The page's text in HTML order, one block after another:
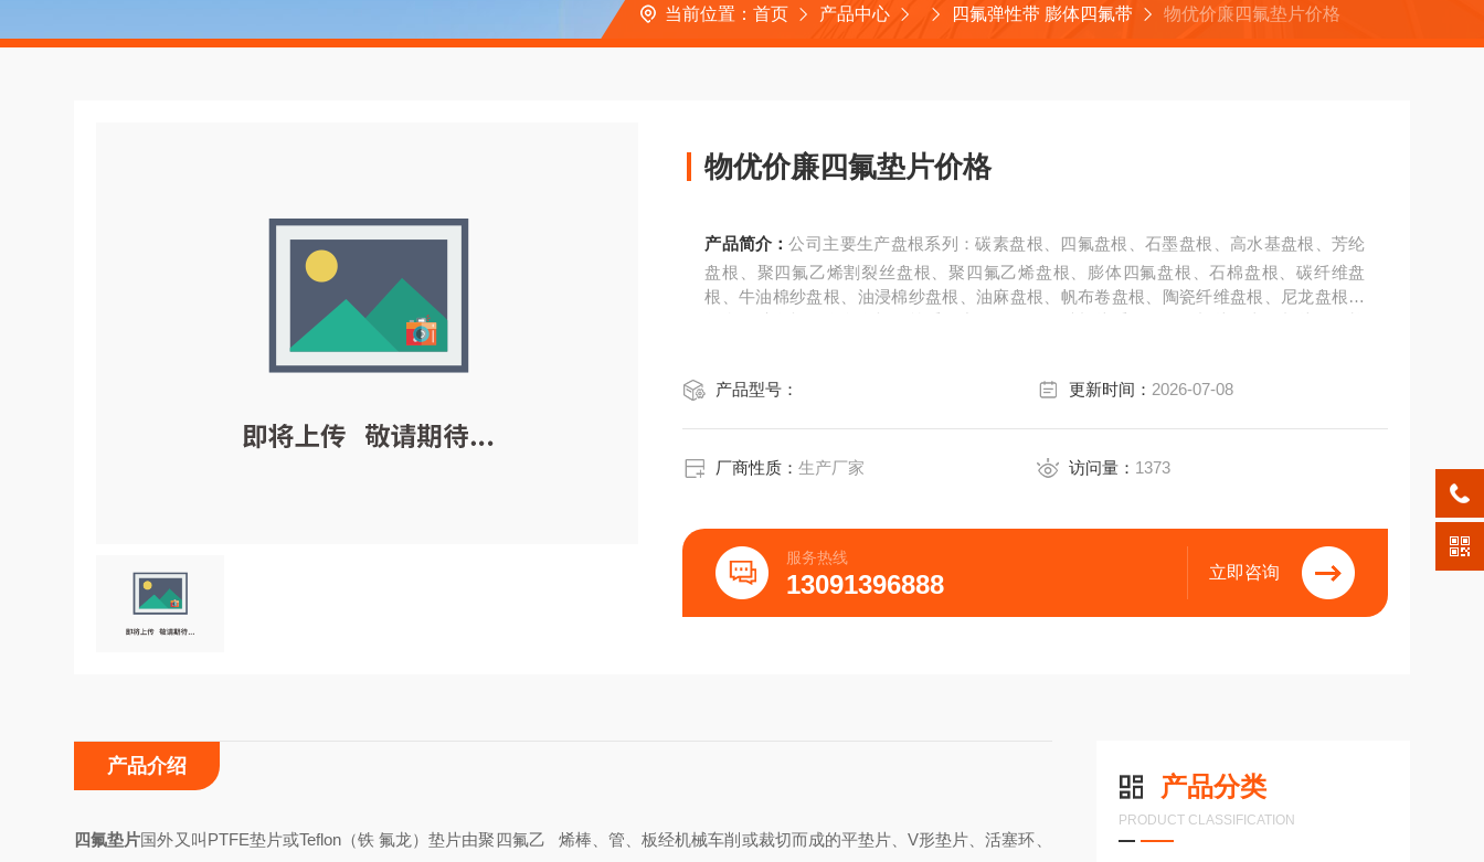
当前位置： 首页 产品中心 四氟弹性带 膨体四氟带 物优价廉四氟垫片价格
物优价廉四氟垫片价格
产品简介：公司主要生产盘根系列：碳素盘根、四氟盘根、石墨盘根、高水基盘根、芳纶
盘根、聚四氟乙烯割裂丝盘根、聚四氟乙烯盘根、膨体四氟盘根、石棉盘根、碳纤维盘
根、牛油棉纱盘根、油浸棉纱盘根、油麻盘根、帆布卷盘根、陶瓷纤维盘根、尼龙盘根、
产品型号： 更新时间： 2026-07-08
厂商性质：生产厂家 访问量： 1373
服务热线
13091396888 立即咨询
产品分类
PRODUCT CLASSIFICATION
产品介绍
四氟垫片国外又叫PTFE垫片或Teflon（铁 氟龙）垫片由聚四氟乙 烯棒、管、板经机械车削或裁切而成的平垫片、V形垫片、活塞环、